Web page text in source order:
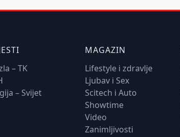
– TK
– Svijet
MAGAZIN
Lifestyle i zdravlje
Ljubav i Sex
Scitech i Auto
Showtime
Video
Zanimljivosti